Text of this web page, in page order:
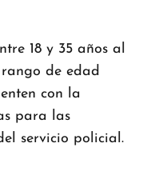
18 y 35 años al
de edad
con la
para las
servicio policial.